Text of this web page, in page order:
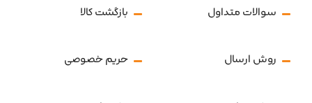
سوالات متداول بازگشت کالا
روش ارسال حریم خصوصی